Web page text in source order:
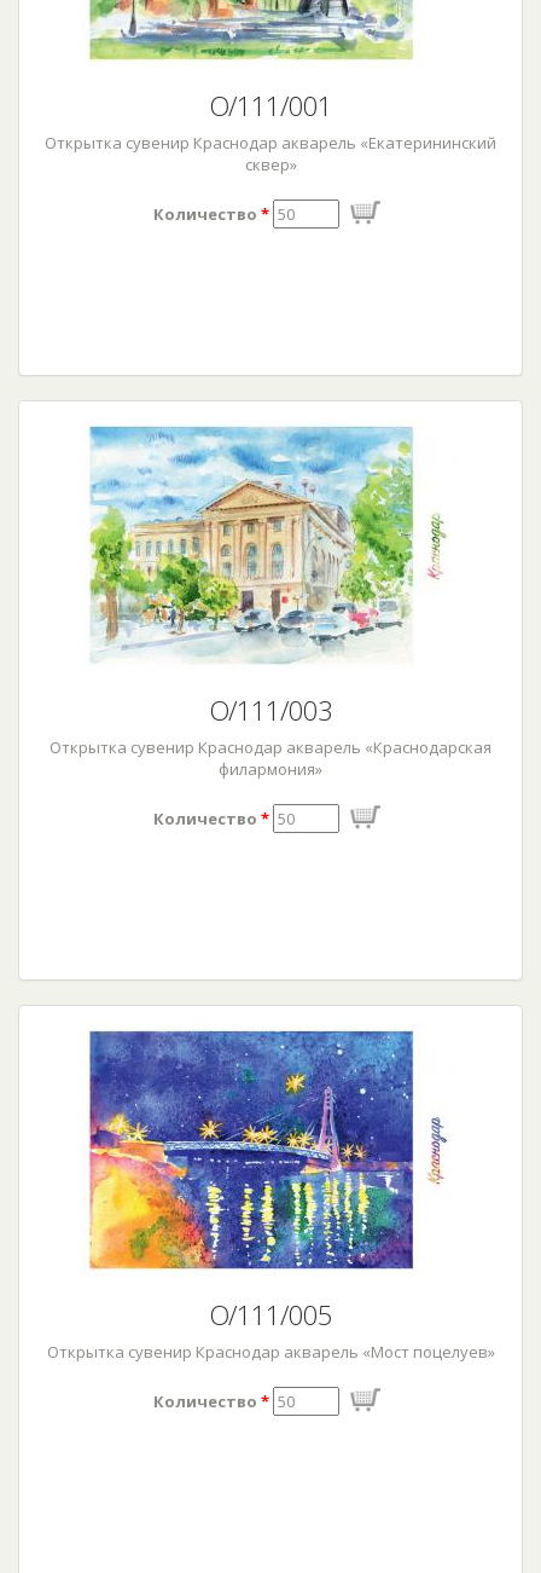
О/111/001
Открытка сувенир Краснодар акварель «Екатерининский
сквер»
Количество *
О/111/003
Открытка сувенир Краснодар акварель «Краснодарская
филармония»
Количество *
О/111/005
Открытка сувенир Краснодар акварель «Мост поцелуев»
Количество *